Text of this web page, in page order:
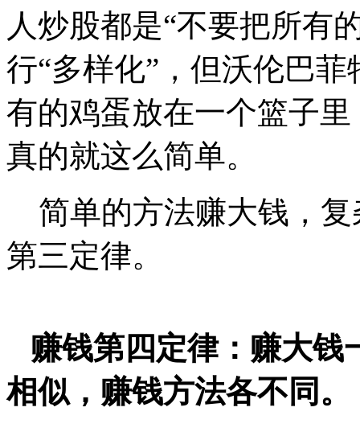
人炒股都是“不要把所有
行“多样化”，但沃伦巴
有的鸡蛋放在一个篮子
真的就这么简单。
简单的方法赚大钱，复
第三定律。
赚钱第四定律：赚大
相似，赚钱方法各不同。